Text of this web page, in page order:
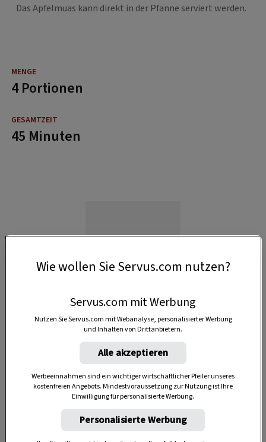
Das Apfelmuas kann direkt in der Pfanne serviert werden.
4 Portionen
45 Minuten
Anzeige
Wie wollen Sie Servus.com nutzen?
Servus.com mit Werbung
Nutzen Sie Servus.com mit Webanalyse, personalisierter Werbung
und Inhalten von Drittanbietern.
Alle akzeptieren
Werbeeinnahmen sind ein wichtiger wirtschaftlicher Pfeiler unseres
kostenfreien Angebots. Mindestvoraussetzung zur Nutzung ist Ihre
Einwilligung für personalisierte Werbung.
Personalisierte Werbung